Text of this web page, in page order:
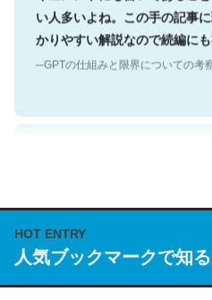
い人多いよね。この手の記事
かりやすい解説なので続編にも
https://
/064121
─GPTの仕組みと限界についての考
HOT ENTRY
人気ブックマークで知る